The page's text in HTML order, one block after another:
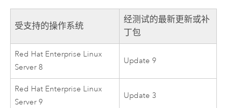
受支持的操作系统
经测试的最新更新或补
丁包
Red Hat Enterprise Linux
Server 8
Update 9
Red Hat Enterprise Linux
Server 9
Update 3